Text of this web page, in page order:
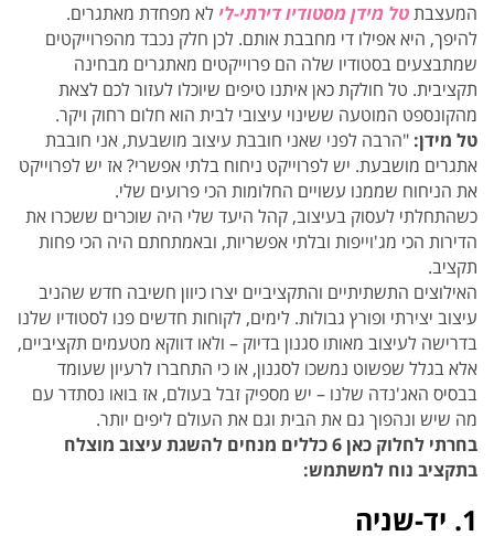
המעצבתטל מידן מסטודיו דירתי-לי לא מפחדת מאתגרים.
להיפך, היא אפילו די מחבבת אותם. לכן חלק נכבד מהפרוייקטים
שמתבצעים בסטודיו שלה הם פרוייקטים מאתגרים מבחינה
תקציבית. טל חולקת כאן איתנו טיפים שיוכלו לעזור לכם לצאת
מהקונספט המוטעה ששינוי עיצובי לבית הוא חלום רחוק ויקר.
טל מידן: "הרבה לפני שאני חובבת עיצוב מושבעת, אני חובבת
אתגרים מושבעת. יש לפרוייקט ניחוח בלתי אפשרי? אז יש לפרוייקט
את הניחוח שממנו עשויים החלומות הכי פרועים שלי.
כשהתחלתי לעסוק בעיצוב, קהל היעד שלי היה שוכרים ששכרו את
הדירות הכי מג'וייפות ובלתי אפשריות, ובאמתחתם היה הכי פחות
תקציב.
האילוצים התשתיתיים והתקציביים יצרו כיוון חשיבה חדש שהניב
עיצוב יצירתי ופורץ גבולות. לימים, לקוחות חדשים פנו לסטודיו שלנו
בדרישה לעיצוב מאותו סגנון בדיוק – ולאו דווקא מטעמים תקציביים,
אלא בגלל שפשוט נמשכו לסגנון, או כי התחברו לרעיון שעומד
בבסיס האג'נדה שלנו – יש מספיק זבל בעולם, אז בואו נסתדר עם
מה שיש ונהפוך גם את הבית וגם את העולם ליפים יותר.
בחרתי לחלוק כאן 6 כללים מנחים להשגת עיצוב מוצלח
בתקציב נוח למשתמש:
1. יד-שניה